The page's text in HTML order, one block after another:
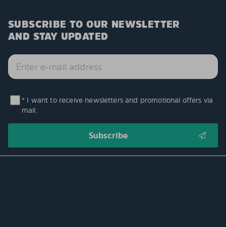
SUBSCRIBE TO OUR NEWSLETTER
AND STAY UPDATED
* I want to receive newsletters and promotional offers via
mail.